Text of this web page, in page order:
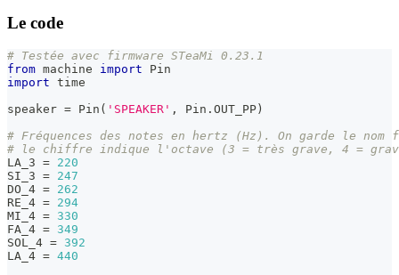
Le code
# Testée avec firmware STeaMi 0.23.1
from machine import Pin
import time
speaker = Pin ( 'SPEAKER' , Pin . OUT_PP )
# Fréquences des notes en hertz (Hz). On garde le
# le chiffre indique l'octave (3 = très grave, 4 =
LA_3 = 220
SI_3 = 247
DO_4 = 262
RE_4 = 294
MI_4 = 330
FA_4 = 349
SOL_4 = 392
LA_4 = 440